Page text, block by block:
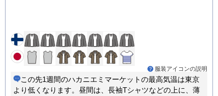
服装アイコンの説明
この先1週間のハカニエミマーケットの最高気温は東京
より低くなります。昼間は、長袖Tシャツなどの上に、薄